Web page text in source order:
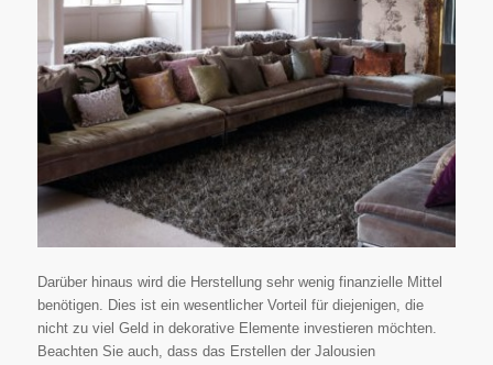
Darüber hinaus wird die Herstellung sehr wenig finanzielle Mittel
benötigen. Dies ist ein wesentlicher Vorteil für diejenigen, die
nicht zu viel Geld in dekorative Elemente investieren möchten.
Beachten Sie auch, dass das Erstellen der Jalousien